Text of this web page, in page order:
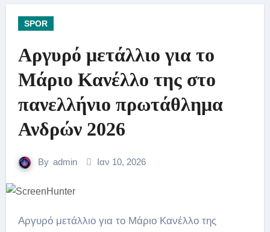
SPOR
Αργυρό μετάλλιο για το
Μάριο Κανέλλο της στο
πανελλήνιο πρωτάθλημα
Ανδρών 2026
By admin Ιαν 10, 2026
Αργυρό μετάλλιο για το Μάριο Κανέλλο της